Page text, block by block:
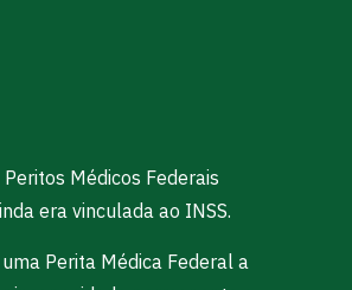
Médicos Federais
era vinculada ao INSS.
Perita Médica Federal a